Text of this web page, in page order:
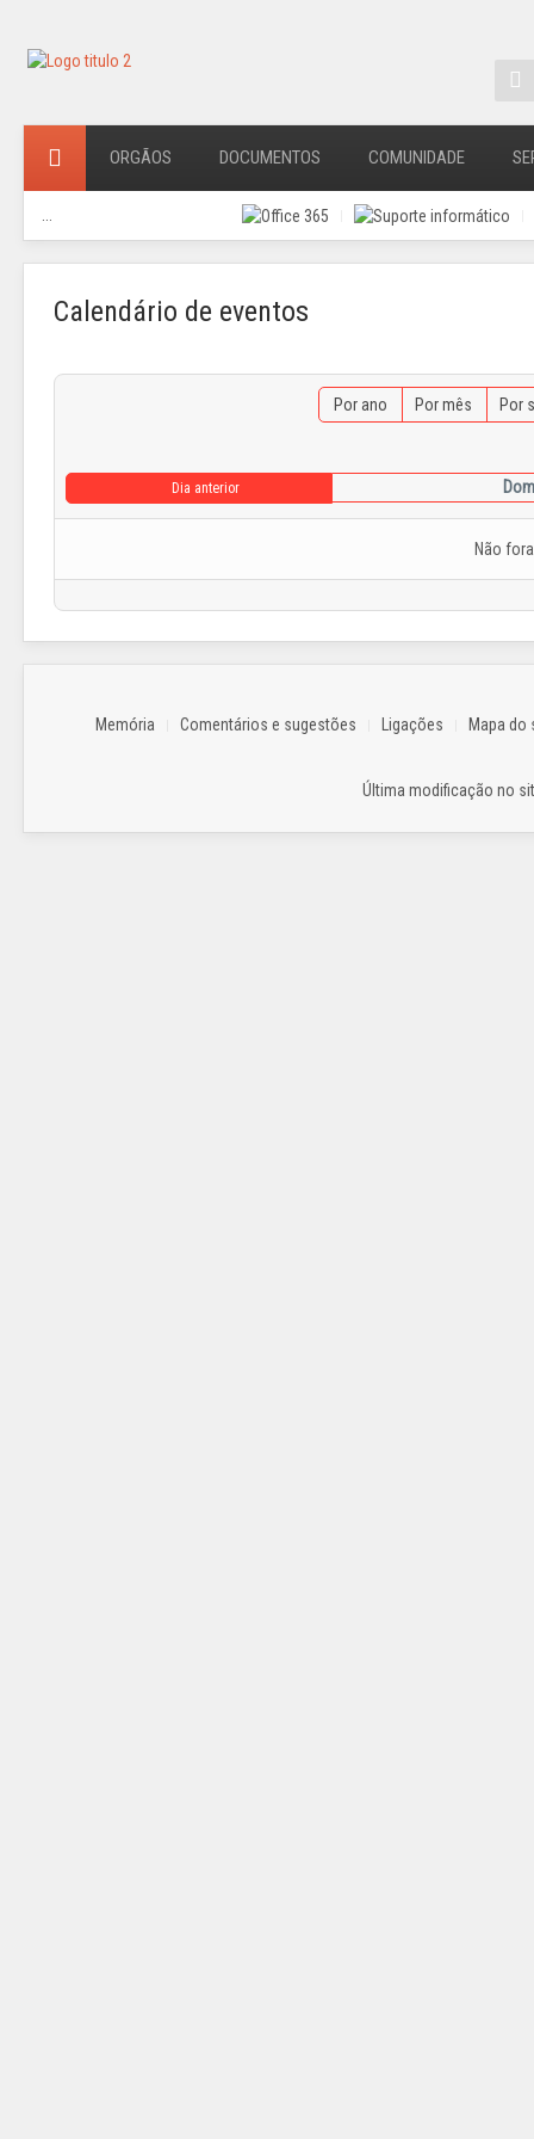
ORGÃOS DOCUMENTOS COMUNIDADE
Calendário de eventos
Por ano Por mês Por
Dia anterior
Não
Memória Comentários e sugestões Ligações Mapa do
Última modificação no